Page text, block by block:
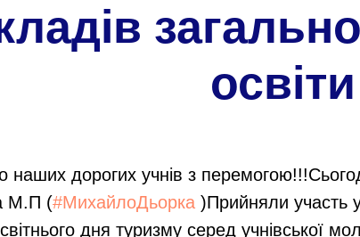
освіти
наших дорогих учнів з
М.П (#МихайлоДьорка )Прийняли участь у
дня туризму серед учнівської